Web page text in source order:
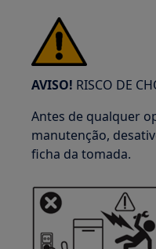
AVISO! RISCO DE
Antes de qualquer
manutenção,
ficha da tomada.